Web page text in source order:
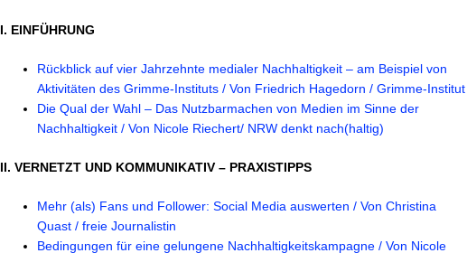
I. EINFÜHRUNG
Rückblick auf vier Jahrzehnte medialer Nachhaltigkeit – am Beispiel von
Aktivitäten des Grimme-Instituts / Von Friedrich Hagedorn / Grimme-Institut
Die Qual der Wahl – Das Nutzbarmachen von Medien im Sinne der
Nachhaltigkeit / Von Nicole Riechert/ NRW denkt nach(haltig)
II. VERNETZT UND KOMMUNIKATIV – PRAXISTIPPS
Mehr (als) Fans und Follower: Social Media auswerten / Von Christina
Quast / freie Journalistin
Bedingungen für eine gelungene Nachhaltigkeitskampagne / Von Nicole